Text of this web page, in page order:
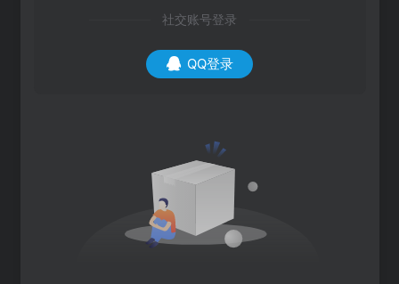
社交账号登录
QQ登录